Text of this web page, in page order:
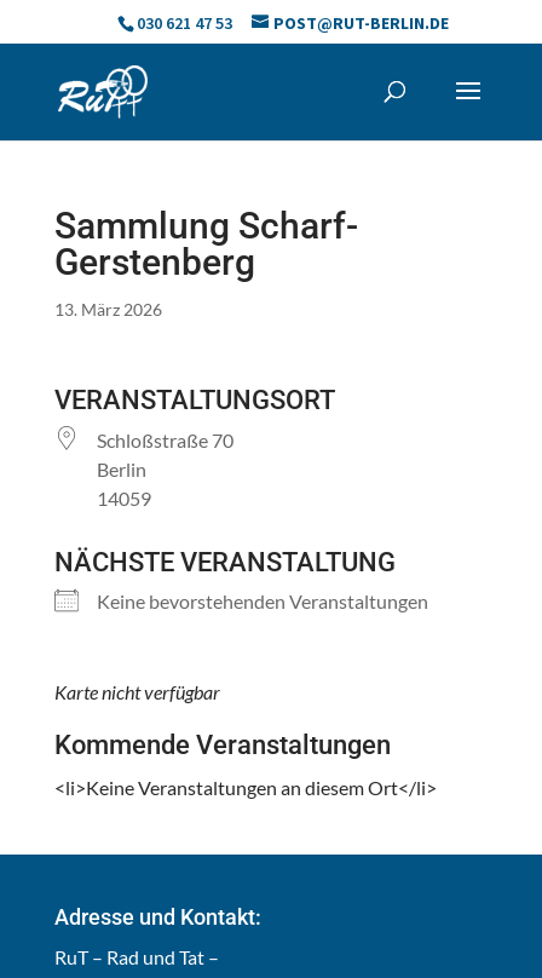
030 621 47 53 POST@RUT-BERLIN.DE
Sammlung Scharf-
Gerstenberg
13. März 2026
VERANSTALTUNGSORT
Schloßstraße 70
Berlin
14059
NÄCHSTE VERANSTALTUNG
Keine bevorstehenden Veranstaltungen
Karte nicht verfügbar
Kommende Veranstaltungen
<li>Keine Veranstaltungen an diesem Ort</li>
Adresse und Kontakt:
RuT – Rad und Tat –